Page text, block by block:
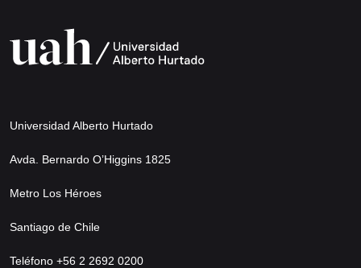
Universidad Alberto Hurtado
Avda. Bernardo O’Higgins 1825
Metro Los Héroes
Santiago de Chile
Teléfono +56 2 2692 0200